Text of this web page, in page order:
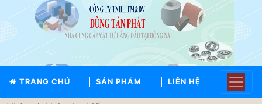
TRANG CHỦ SẢN PHẨM LIÊN HỆ
TRANG
CHỦ
GIỚI